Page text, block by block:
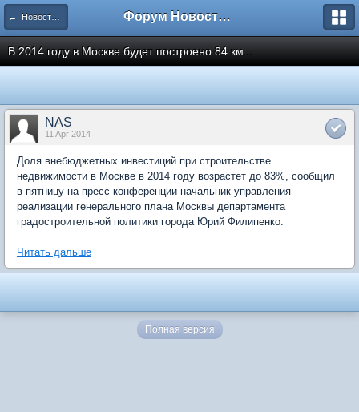
← Новости рынка недвижимости Форум Новостройки
В 2014 году в Москве будет построено 84 км...
NAS
11 Apr 2014
Доля внебюджетных инвестиций при строительстве
недвижимости в Москве в 2014 году возрастет до 83%, сообщил
в пятницу на пресс-конференции начальник управления
реализации генерального плана Москвы департамента
градостроительной политики города Юрий Филипенко.
Читать дальше
Полная версия